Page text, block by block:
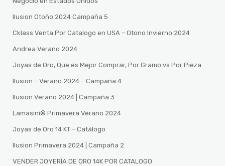
Ilusion Otoño 2024 Campaña 5
Cklass Venta Por Catalogo en USA – Otono Invierno 2024
Andrea Verano 2024
Joyas de Oro, Que es Mejor Comprar, Por Gramo vs Por Pieza
Ilusion – Verano 2024 – Campaña 4
Ilusion Verano 2024 | Campaña 3
Lamasini®️ Primavera Verano 2024
Joyas de Oro 14 KT – Catálogo
Ilusion Primavera 2024 | Campaña 2
VENDER JOYERÍA DE ORO 14K POR CATALOGO